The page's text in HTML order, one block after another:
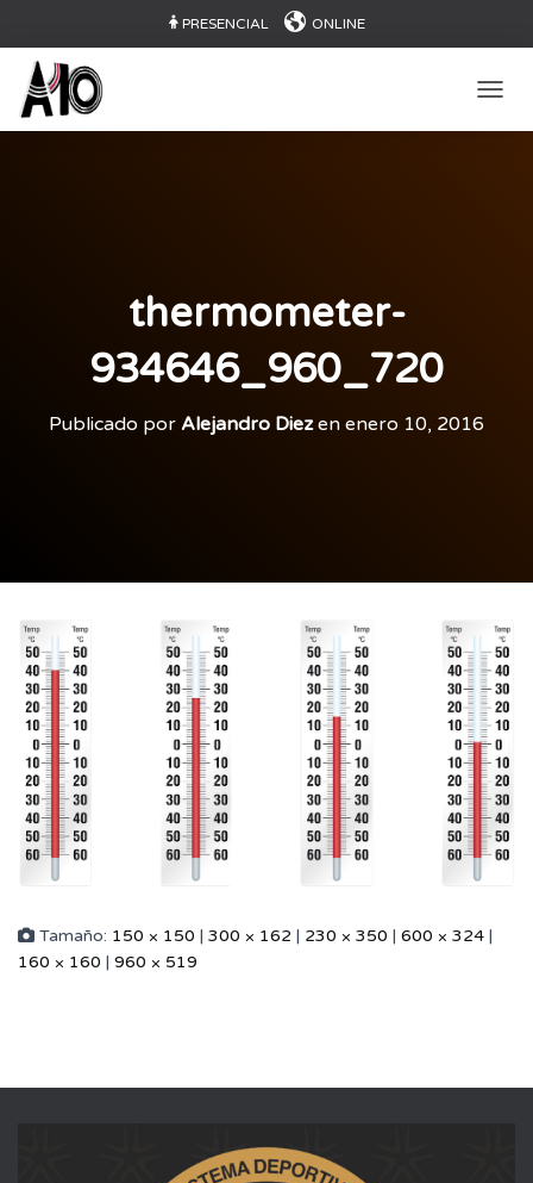
PRESENCIAL ONLINE
thermometer-
934646_960_720
Publicado por Alejandro Diezen enero 10, 2016
Tamaño: 150 × 150 | 300 × 162 | 230 × 350 | 600 × 324 |
160 × 160 | 960 × 519